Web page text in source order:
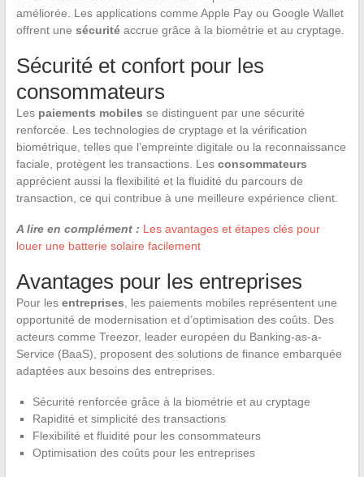
améliorée. Les applications comme Apple Pay ou Google Wallet
offrent une sécuritéaccrue grâce à la biométrie et au cryptage.
Sécurité et confort pour les
consommateurs
Les paiements mobiles se distinguent par une sécurité
renforcée. Les technologies de cryptage et la vérification
biométrique, telles que l’empreinte digitale ou la reconnaissance
faciale, protègent les transactions. Les consommateurs
apprécient aussi la flexibilité et la fluidité du parcours de
transaction, ce qui contribue à une meilleure expérience client.
A lire en complément : Les avantages et étapes clés pour
louer une batterie solaire facilement
Avantages pour les entreprises
Pour les entreprises , les paiements mobiles représentent une
opportunité de modernisation et d’optimisation des coûts. Des
acteurs comme Treezor, leader européen du Banking-as-a-
Service (BaaS), proposent des solutions de finance embarquée
adaptées aux besoins des entreprises.
Sécurité renforcée grâce à la biométrie et au cryptage
Rapidité et simplicité des transactions
Flexibilité et fluidité pour les consommateurs
Optimisation des coûts pour les entreprises